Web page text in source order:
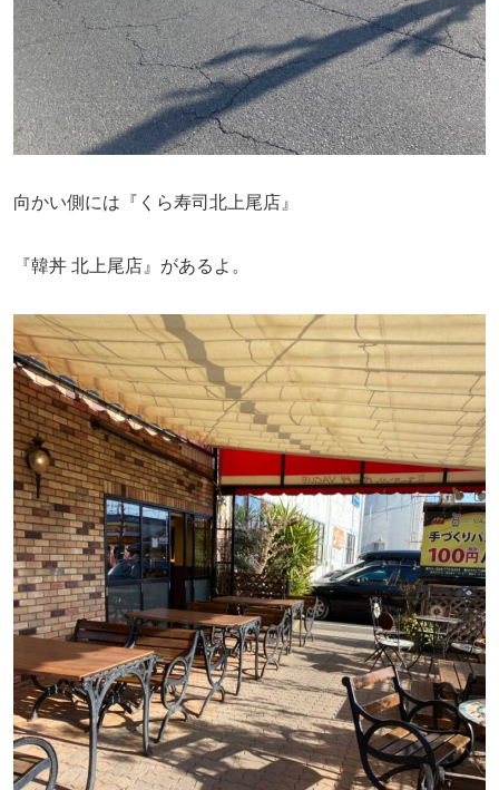
向かい側には『くら寿司北上尾店』
『韓丼 北上尾店』があるよ。